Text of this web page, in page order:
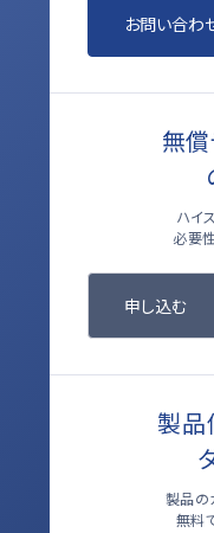
お問い合わ
無
ハイ
必要
申し込む
製品
製品の
無料